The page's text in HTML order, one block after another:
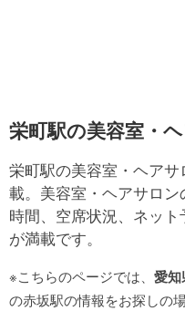
栄町駅の美容室・
栄町駅の美容室・ヘア
載。美容室・ヘアサロ
時間、空席状況、ネッ
が満載です。
※こちらのページでは、 愛
の赤坂駅の情報をお探しの